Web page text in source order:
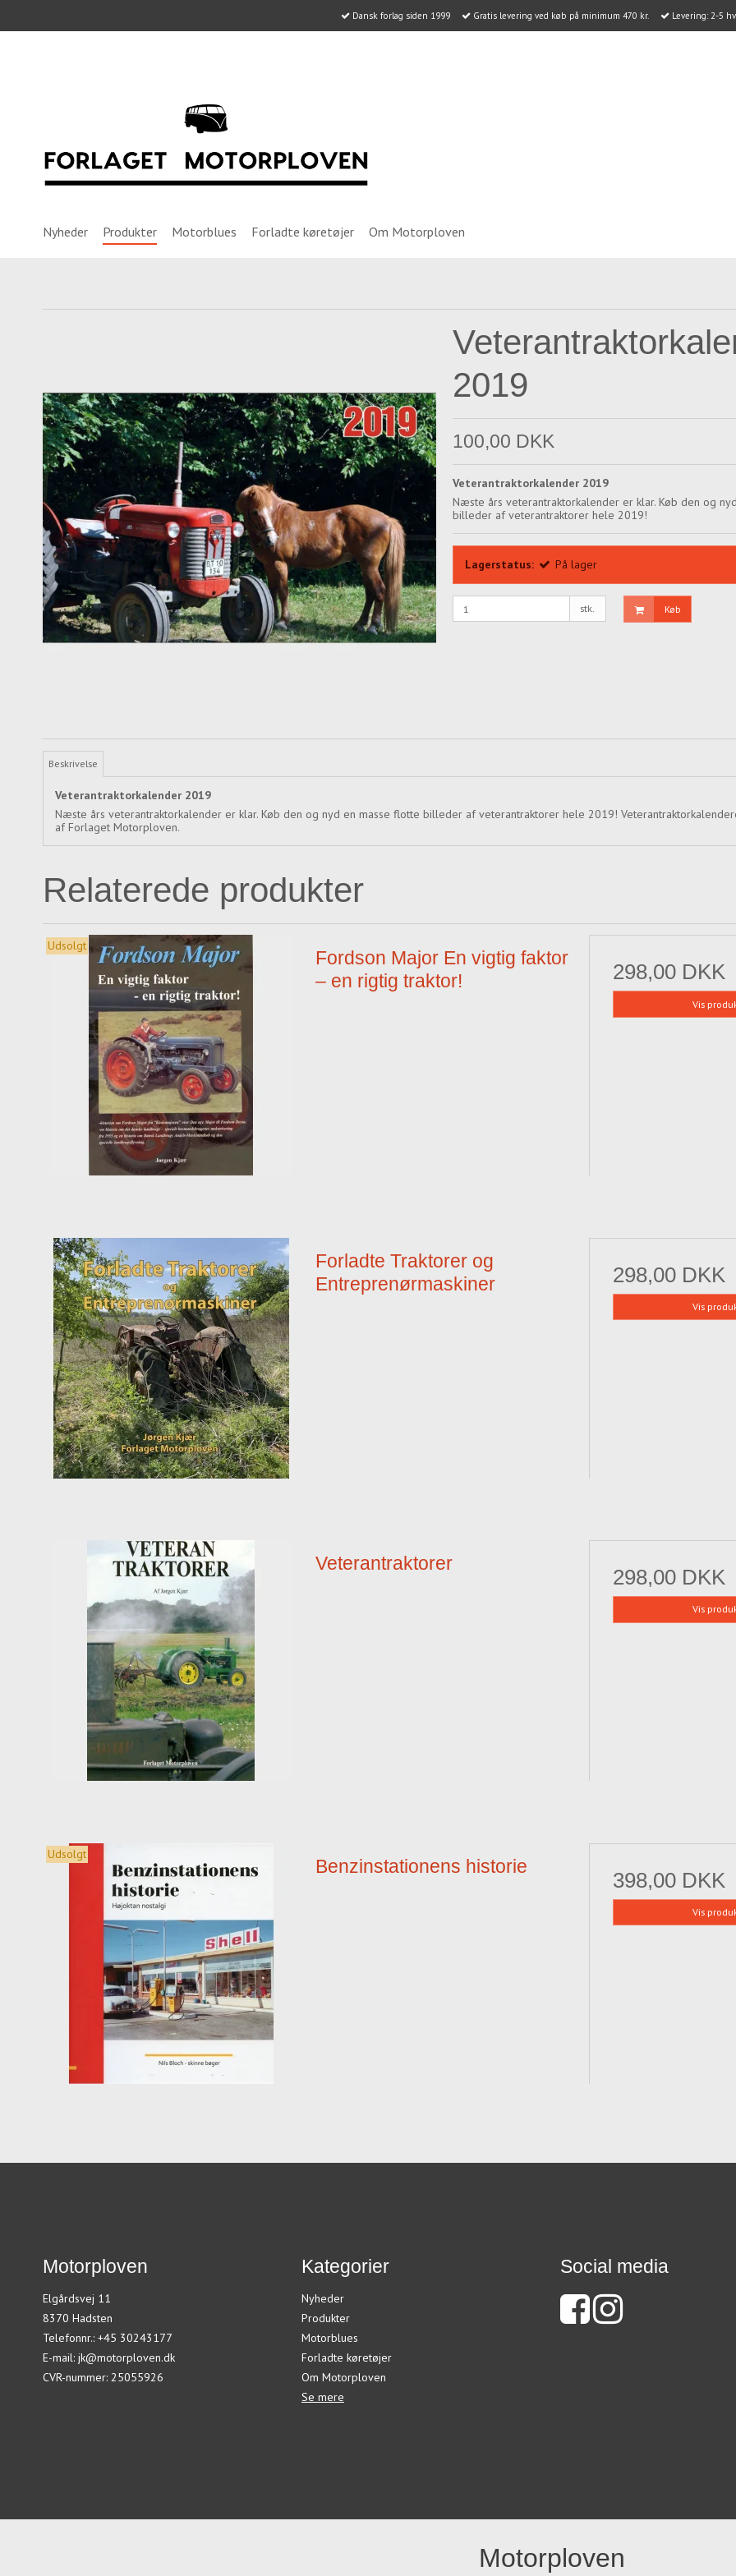
Dansk forlag siden 1999 Gratis levering ved køb på minimum 470 kr. Levering: 2-5
Nyheder Produkter Motorblues Forladte køretøjer Om Motorploven
2019
100,00 DKK
Veterantraktorkalender 2019
Næste års veterantraktorkalender er klar. Køb den og
billeder af veterantraktorer hele 2019!
Lagerstatus: På lager
stk. Køb
Beskrivelse
Veterantraktorkalender 2019
Næste års veterantraktorkalender er klar. Køb den og nyd en masse flotte billeder af veterantraktorer hele 2019!
af Forlaget Motorploven.
Relaterede produkter
Udsolgt
Fordson Major En vigtig faktor
– en rigtig traktor!
298,00 DKK
Vis
Forladte Traktorer og
Entreprenørmaskiner
298,00 DKK
Vis
Veterantraktorer
298,00 DKK
Vis
Udsolgt
Benzinstationens historie
398,00 DKK
Vis
Motorploven
Elgårdsvej 11
8370 Hadsten
Telefonnr.: +45 30243177
E-mail: jk@motorploven.dk
CVR-nummer: 25055926
Kategorier
Nyheder
Produkter
Motorblues
Forladte køretøjer
Om Motorploven
Se mere
Social media
Motorploven